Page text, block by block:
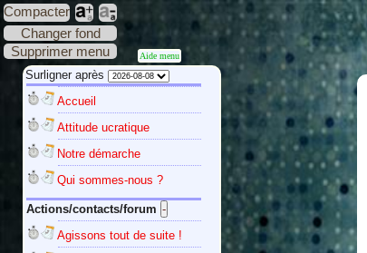
Compacter
Changer fond
Supprimer menu
Aide menu
Surligner après
Accueil
Attitude ucratique
Notre démarche
Qui sommes-nous ?
Actions/contacts/forum
Agissons tout de suite !